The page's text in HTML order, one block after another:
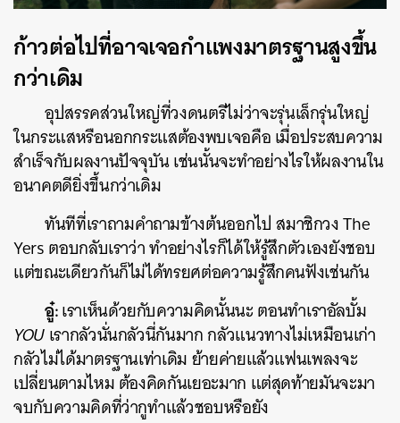
ก้าวต่อไปที่อาจเจอกำแพงมาตรฐานสูงขึ้น
กว่าเดิม
อุปสรรคส่วนใหญ่ที่วงดนตรีไม่ว่าจะรุ่นเล็กรุ่นใหญ่
ในกระแสหรือนอกกระแสต้องพบเจอคือ เมื่อประสบความ
สำเร็จกับผลงานปัจจุบัน เช่นนั้นจะทำอย่างไรให้ผลงานใน
อนาคตดียิ่งขึ้นกว่าเดิม
ทันทีที่เราถามคำถามข้างต้นออกไป สมาชิกวง The
Yers ตอบกลับเราว่า ทำอย่างไรก็ได้ให้รู้สึกตัวเองยังชอบ
แต่ขณะเดียวกันก็ไม่ได้ทรยศต่อความรู้สึกคนฟังเช่นกัน
อู๋:เราเห็นด้วยกับความคิดนั้นนะ ตอนทำเราอัลบั้ม
YOUเรากลัวนั่นกลัวนี่กันมาก กลัวแนวทางไม่เหมือนเก่า
กลัวไม่ได้มาตรฐานเท่าเดิม ย้ายค่ายแล้วแฟนเพลงจะ
เปลี่ยนตามไหม ต้องคิดกันเยอะมาก แต่สุดท้ายมันจะมา
จบกับความคิดที่ว่ากูทำแล้วชอบหรือยัง